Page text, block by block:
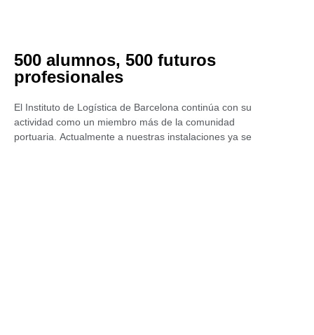
500 alumnos, 500 futuros
profesionales
El Instituto de Logística de Barcelona continúa con su
actividad como un miembro más de la comunidad
portuaria. Actualmente a nuestras instalaciones ya se